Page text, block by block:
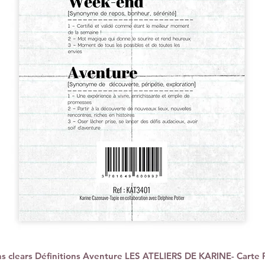
Quick View
clears Définitions Aventure LES ATELIERS DE KARINE- Carte